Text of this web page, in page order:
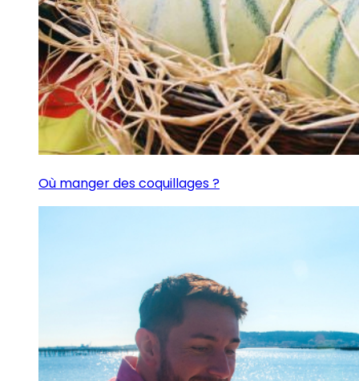
Où manger des coquillages ?